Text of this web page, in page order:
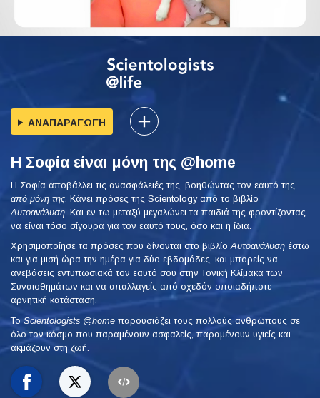
ΑΝΑΠΑΡΑΓΩΓΗ
Η Σοφία είναι μόνη της @home
Η Σοφία αποβάλλει τις ανασφάλειές της, βοηθώντας τον εαυτό της
από μόνη της . Κάνει πρόσες της Scientology από το βιβλίο
Αυτοανάλυση . Και εν τω μεταξύ μεγαλώνει τα παιδιά της φροντίζοντας
να είναι τόσο σίγουρα για τον εαυτό τους, όσο και η ίδια.
Χρησιμοποίησε τα πρόσες που δίνονται στο βιβλίοΑυτοανάλυση έστω
και για μισή ώρα την ημέρα για δύο εβδομάδες, και μπορείς να
ανεβάσεις εντυπωσιακά τον εαυτό σου στην Τονική Κλίμακα των
Συναισθημάτων και να απαλλαγείς από σχεδόν οποιαδήποτε
αρνητική κατάσταση.
To Scientologists @home παρουσιάζει τους πολλούς ανθρώπους σε
όλο τον κόσμο που παραμένουν ασφαλείς, παραμένουν υγιείς και
ακμάζουν στη ζωή.